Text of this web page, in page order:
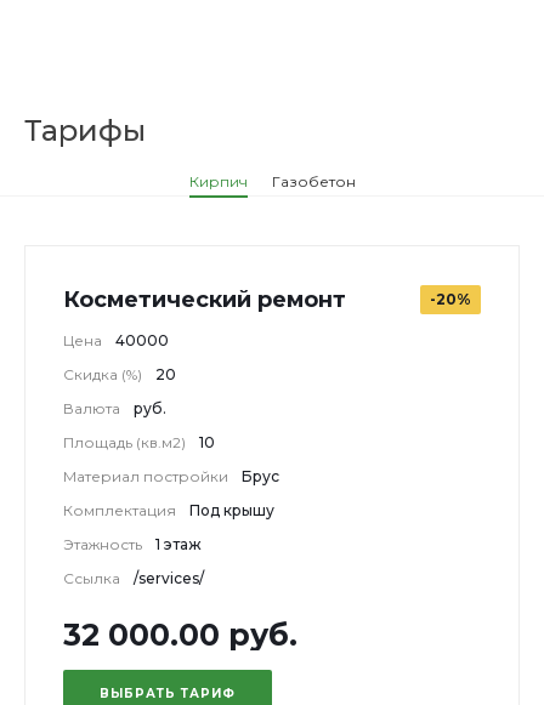
Тарифы
Кирпич Газобетон
Косметический ремонт -20%
Цена
40000
Скидка (%)
20
Валюта
руб.
Площадь (кв.м2)
10
Материал постройки
Брус
Комплектация
Под крышу
Этажность
1 этаж
Ссылка
/services/
32 000.00 руб.
ВЫБРАТЬ ТАРИФ